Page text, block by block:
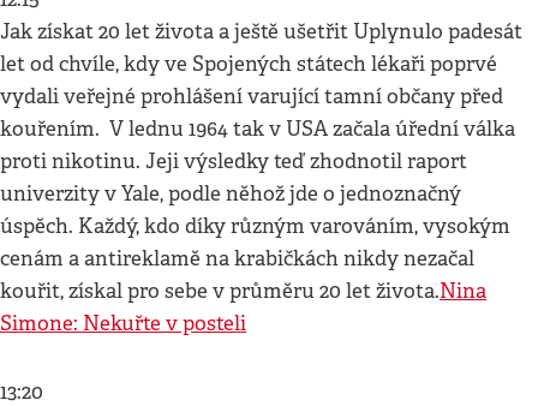
Jak získat 20 let života a ještě ušetřit Uplynulo padesát
let od chvíle, kdy ve Spojených státech lékaři poprvé
vydali veřejné prohlášení varující tamní občany před
kouřením. V lednu 1964 tak v USA začala úřední válka
proti nikotinu. Jeji výsledky teď zhodnotil raport
univerzity v Yale, podle něhož jde o jednoznačný
úspěch. Každý, kdo díky různým varováním, vysokým
cenám a antireklamě na krabičkách nikdy nezačal
kouřit, získal pro sebe v průměru 20 let života.Nina
Simone: Nekuřte v posteli
13:20